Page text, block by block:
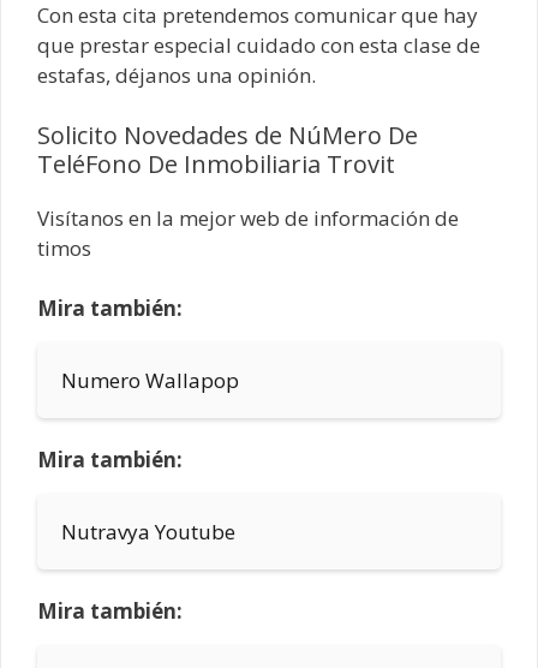
Con esta cita pretendemos comunicar que hay
que prestar especial cuidado con esta clase de
estafas, déjanos una opinión.
Solicito Novedades de NúMero De
TeléFono De Inmobiliaria Trovit
Visítanos en la mejor web de información de
timos
Mira también:
Numero Wallapop
Mira también:
Nutravya Youtube
Mira también: